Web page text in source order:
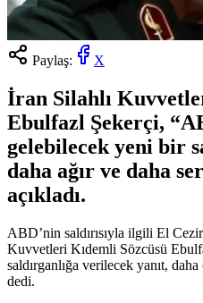
Paylaş: X
İran Silahlı
Ebulfazl Şekerçi,
gelebilecek yeni bir
daha ağır ve daha
açıkladı.
ABD’nin saldırısıyla ilgili El
Kuvvetleri Kıdemli Sözcüsü
saldırganlığa verilecek yanıt,
dedi.